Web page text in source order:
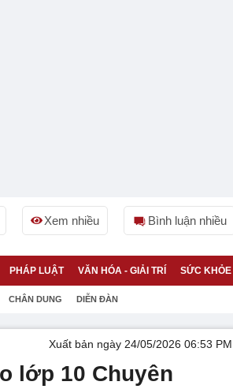
Xem nhiều Bình luận nhiều
PHÁP LUẬT VĂN HÓA - GIẢI TRÍ SỨC KHỎE
CHÂN DUNG DIỄN ĐÀN
Xuất bản ngày 24/05/2026 06:53 PM
lớp 10 Chuyên